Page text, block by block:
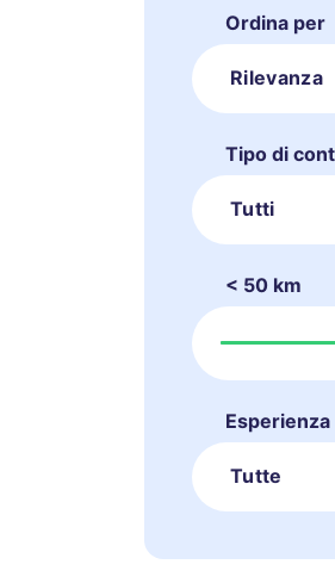
Ordina per
Rilevanza
Tipo di
Tutti
< 50 km
Tutte